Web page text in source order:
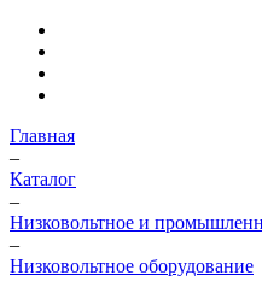
Главная
–
Каталог
–
Низковольтное и
–
Низковольтное оборудование